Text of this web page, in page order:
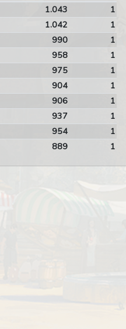
1.043
1
1.042
1
990
1
958
1
975
1
904
1
906
1
937
1
954
1
889 1